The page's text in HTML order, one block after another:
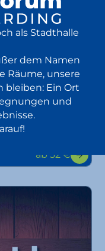
ab 32 €
als Stadthalle
dem Namen
Räume, unsere
bleiben: Ein Ort
und